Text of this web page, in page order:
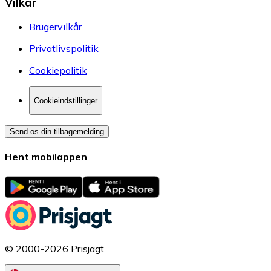
Brugervilkår
Privatlivspolitik
Cookiepolitik
Cookieindstillinger
Send os din tilbagemelding
Hent mobilappen
© 2000-2026 Prisjagt